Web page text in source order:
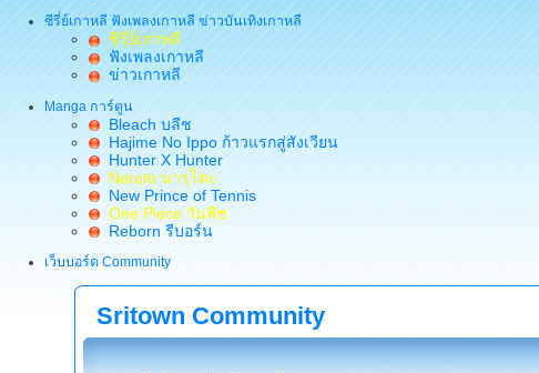
ซีรี่ย์เกาหลี ฟังเพลงเกาหลี ข่าวบันเทิงเกาหลี
ซีรี่ย์เกาหลี
ฟังเพลงเกาหลี
ข่าวเกาหลี
Manga การ์ตูน
Bleach บลีช
Hajime No Ippo ก้าวแรกสู่สังเวียน
Hunter X Hunter
Naruto นารุโตะ
New Prince of Tennis
One Piece วันพีช
Reborn รีบอร์น
เว็บบอร์ด Community
Sritown Community